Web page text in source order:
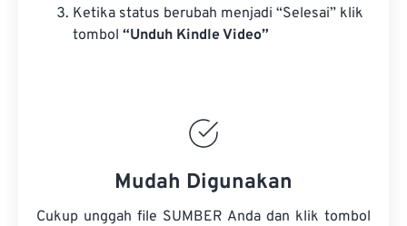
Ketika status berubah menjadi “Selesai” klik
tombol “Unduh Kindle Video”
Mudah Digunakan
Cukup unggah file SUMBER Anda dan klik tombol